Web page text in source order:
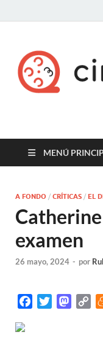
Cine
MENÚ
A FONDO / CRÍTICAS / EL
examen
26 mayo, 2024 - por
M